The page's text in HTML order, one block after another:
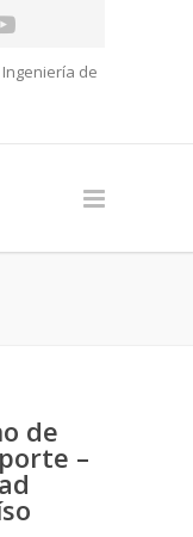
Ingeniería de
de
–